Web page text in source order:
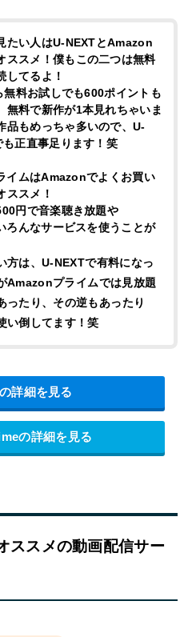
たい人はU-NEXTとAmazon
ススメ！僕もこの二つは無料
してるよ！
無料お試しでも600ポイントも
無料で新作が1本見れちゃいま
品もめっちゃ多いので、U-
も正直事足ります！笑
イムはAmazonでよくお買い
ススメ！
円で音楽聴き放題や
ろんなサービスを使うことが
方は、U-NEXTで有料になっ
Amazonプライムでは見放題
ったり、その逆もあったり
い倒してます！笑
詳細を見る
の詳細を見る
ススメの動画配信サー